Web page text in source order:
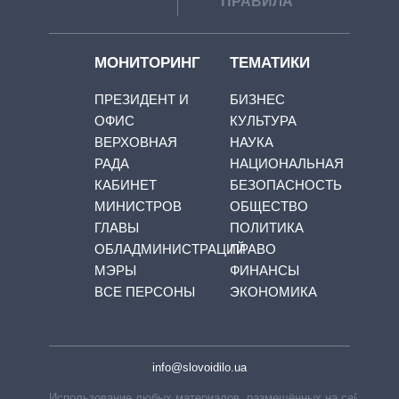
МОНИТОРИНГ
ПРЕЗИДЕНТ И
ОФИС
ВЕРХОВНАЯ
РАДА
КАБИНЕТ
МИНИСТРОВ
ГЛАВЫ
ОБЛАДМИНИСТРАЦИЙ
МЭРЫ
ВСЕ ПЕРСОНЫ
ТЕМАТИКИ
БИЗНЕС
КУЛЬТУРА
НАУКА
НАЦИОНАЛЬНАЯ
БЕЗОПАСНОСТЬ
ОБЩЕСТВО
ПОЛИТИКА
ПРАВО
ФИНАНСЫ
ЭКОНОМИКА
info@slovoidilo.ua